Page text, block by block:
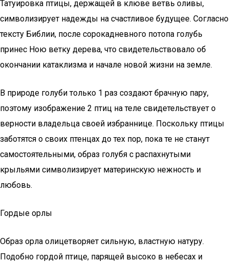
Татуировка птицы, держащей в клюве ветвь оливы,
символизирует надежды на счастливое будущее. Согласно
тексту Библии, после сорокадневного потопа голубь
принес Ною ветку дерева, что свидетельствовало об
окончании катаклизма и начале новой жизни на земле.
В природе голуби только 1 раз создают брачную пару,
поэтому изображение 2 птиц на теле свидетельствует о
верности владельца своей избраннице. Поскольку птицы
заботятся о своих птенцах до тех пор, пока те не станут
самостоятельными, образ голубя с распахнутыми
крыльями символизирует материнскую нежность и
любовь.
Гордые орлы
Образ орла олицетворяет сильную, властную натуру.
Подобно гордой птице, парящей высоко в небесах и